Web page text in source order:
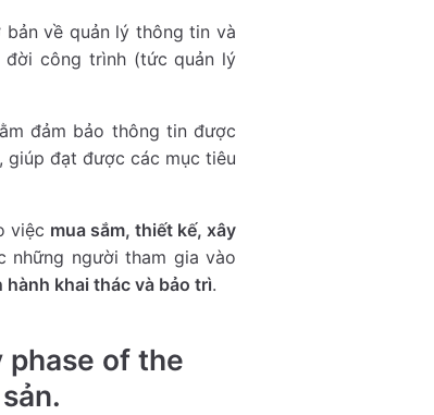
bản về quản lý thông tin và
công trình (tức quản lý
đảm bảo thông tin được
giúp đạt được các mục tiêu
việc mua sắm, thiết kế, xây
những người tham gia vào
hành khai thác và bảo trì.
phase of the